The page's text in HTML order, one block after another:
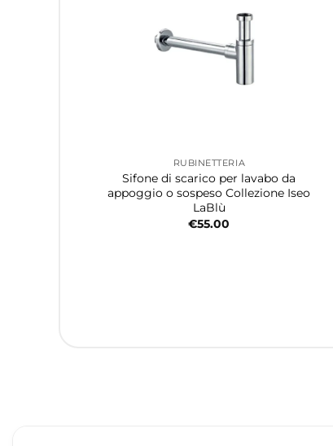
RUBINETTERIA
Sifone di scarico per lavabo da
appoggio o sospeso Collezione Iseo
LaBlù
€55.00